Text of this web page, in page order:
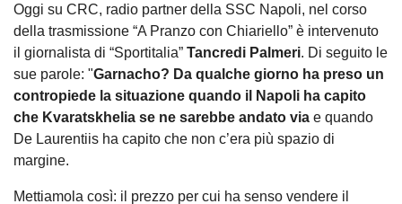
Oggi su CRC, radio partner della SSC Napoli, nel corso
della trasmissione “A Pranzo con Chiariello” è intervenuto
il giornalista di “Sportitalia” Tancredi Palmeri. Di seguito le
sue parole: "Garnacho? Da qualche giorno ha preso un
contropiede la situazione quando il Napoli ha capito
che Kvaratskhelia se ne sarebbe andato via e quando
De Laurentiis ha capito che non c’era più spazio di
margine.
Mettiamola così: il prezzo per cui ha senso vendere il